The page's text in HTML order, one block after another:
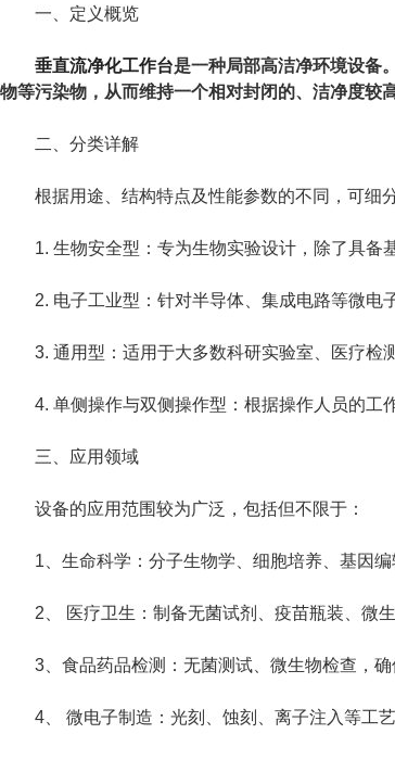
一、定义概览
垂直流净化工作台是一种局部高洁净环境设备
物等污染物，从而维持一个相对封闭的、洁净度较
二、分类详解
根据用途、结构特点及性能参数的不同，可细分
1. 生物安全型：专为生物实验设计，除了具备基
2. 电子工业型：针对半导体、集成电路等微电子
3. 通用型：适用于大多数科研实验室、医疗检测
4. 单侧操作与双侧操作型：根据操作人员的工作
三、应用领域
设备的应用范围较为广泛，包括但不限于：
1、生命科学：分子生物学、细胞培养、基因编
2、 医疗卫生：制备无菌试剂、疫苗瓶装、微生
3、食品药品检测：无菌测试、微生物检查，确
4、 微电子制造：光刻、蚀刻、离子注入等工艺